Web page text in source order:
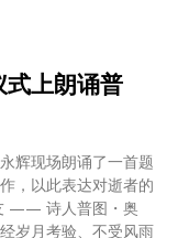
式上朗诵普
辉现场朗诵了一首题
，以此表达对逝者的
—— 诗人普图・奥
岁月考验、不受风雨